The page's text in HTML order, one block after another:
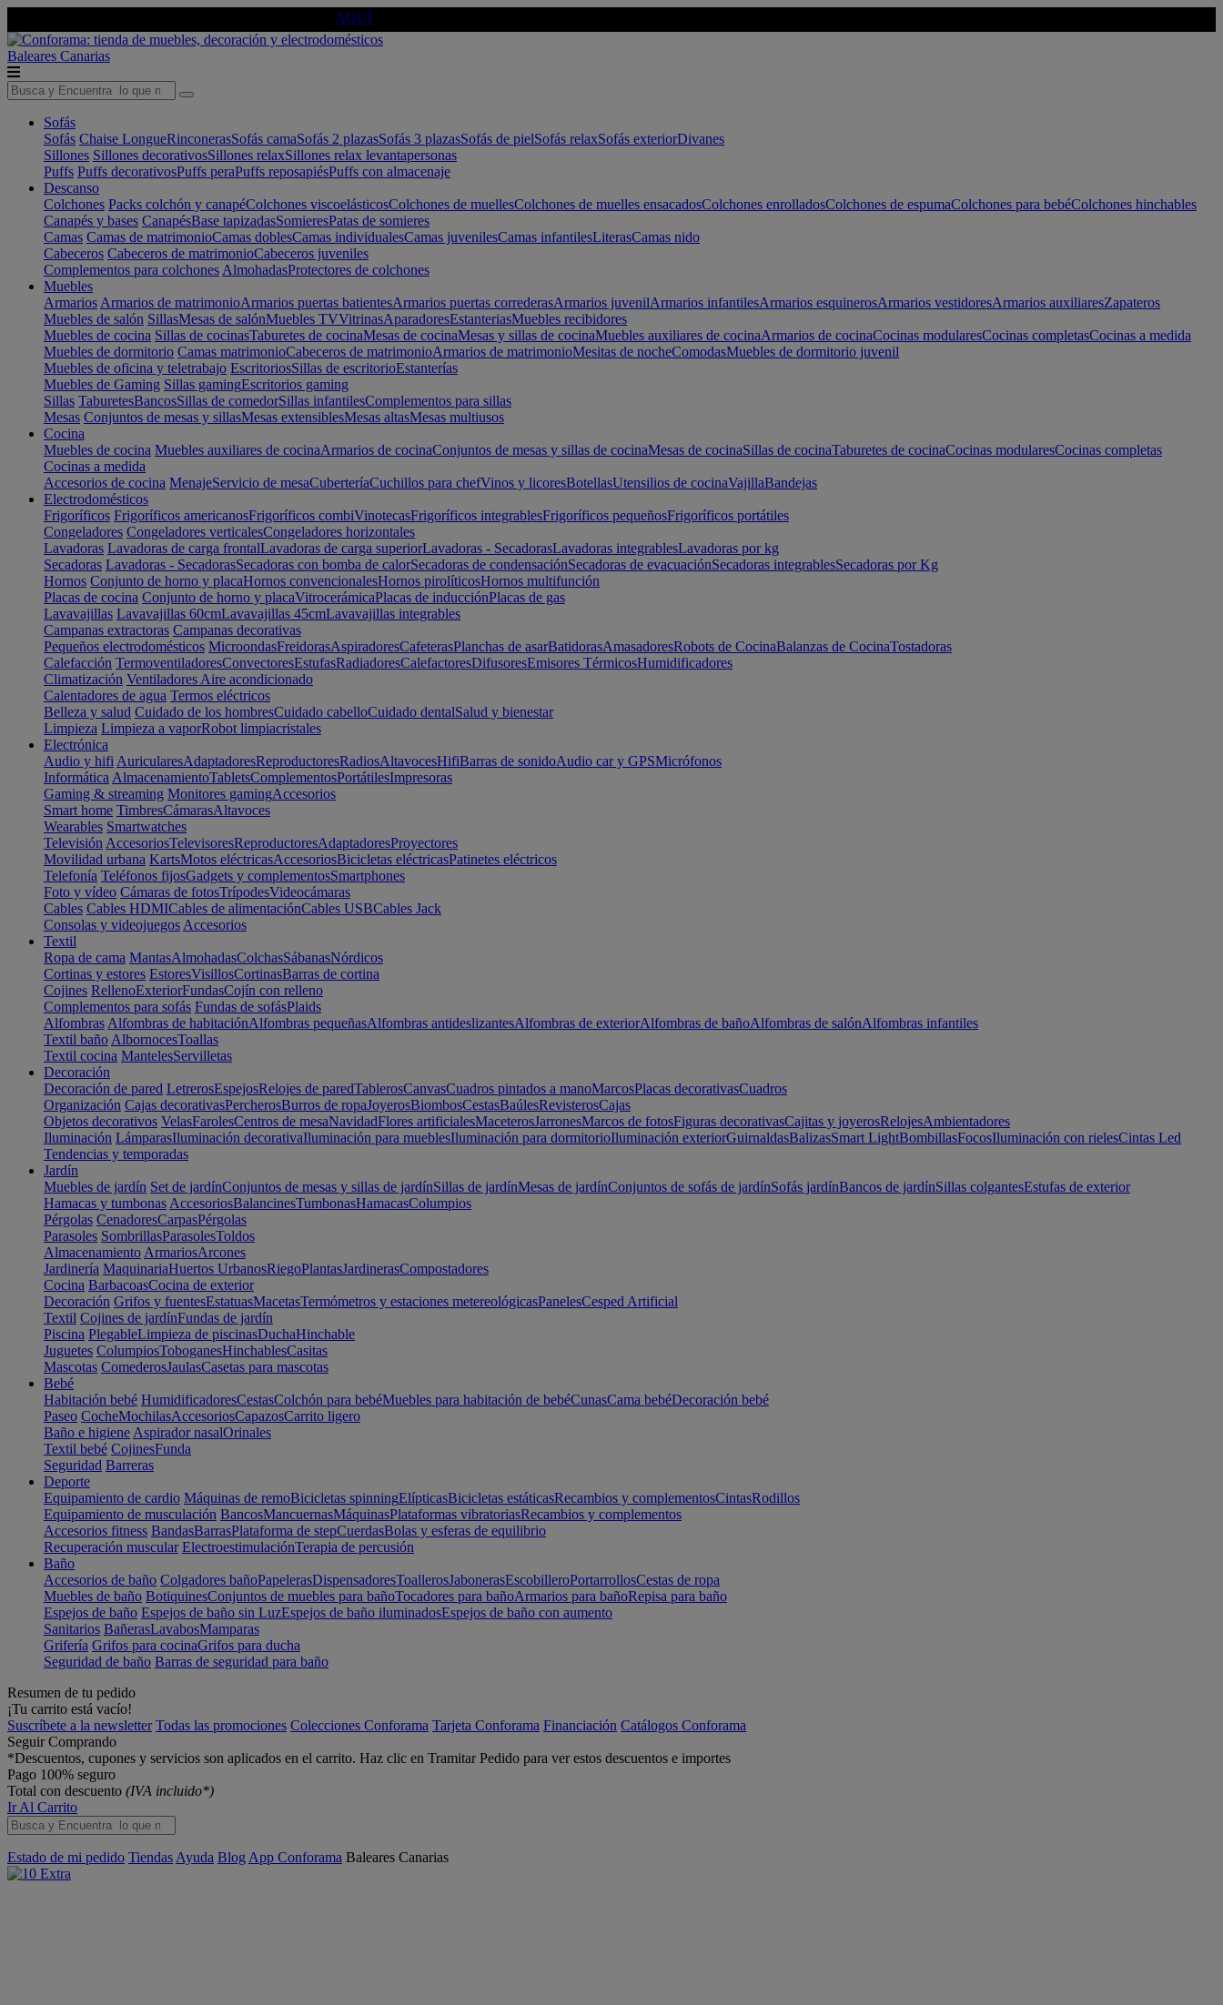
AQUÍ
Baleares Canarias
Sofás
Sofás Chaise LongueRinconerasSofás camaSofás 2 plazasSofás 3 plazasSofás de pielSofás relaxSofás exteriorDivanes
Sillones Sillones decorativosSillones relaxSillones relax levantapersonas
Puffs Puffs decorativosPuffs peraPuffs reposapiésPuffs con almacenaje
Descanso
Colchones Packs colchón y canapéColchones viscoelásticosColchones de muellesColchones de muelles ensacadosColchones enrolladosColchones de espumaColchones para bebéColchones hinchables
Canapés y bases CanapésBase tapizadasSomieresPatas de somieres
Camas Camas de matrimonioCamas doblesCamas individualesCamas juvenilesCamas infantilesLiterasCamas nido
Cabeceros Cabeceros de matrimonioCabeceros juveniles
Complementos para colchones AlmohadasProtectores de colchones
Muebles
Armarios Armarios de matrimonioArmarios puertas batientesArmarios puertas correderasArmarios juvenilArmarios infantilesArmarios esquinerosArmarios vestidoresArmarios auxiliaresZapateros
Muebles de salón SillasMesas de salónMuebles TVVitrinasAparadoresEstanteriasMuebles recibidores
Muebles de cocina Sillas de cocinasTaburetes de cocinaMesas de cocinaMesas y sillas de cocinaMuebles auxiliares de cocinaArmarios de cocinaCocinas modularesCocinas completasCocinas a medida
Muebles de dormitorio Camas matrimonioCabeceros de matrimonioArmarios de matrimonioMesitas de nocheComodasMuebles de dormitorio juvenil
Muebles de oficina y teletrabajo EscritoriosSillas de escritorioEstanterías
Muebles de Gaming Sillas gamingEscritorios gaming
Sillas TaburetesBancosSillas de comedorSillas infantilesComplementos para sillas
Mesas Conjuntos de mesas y sillasMesas extensiblesMesas altasMesas multiusos
Cocina
Muebles de cocina Muebles auxiliares de cocinaArmarios de cocinaConjuntos de mesas y sillas de cocinaMesas de cocinaSillas de cocinaTaburetes de cocinaCocinas modularesCocinas completas
Cocinas a medida
Accesorios de cocina MenajeServicio de mesaCuberteríaCuchillos para chefVinos y licoresBotellasUtensilios de cocinaVajillaBandejas
Electrodomésticos
Frigoríficos Frigoríficos americanosFrigoríficos combiVinotecasFrigoríficos integrablesFrigoríficos pequeñosFrigoríficos portátiles
Congeladores Congeladores verticalesCongeladores horizontales
Lavadoras Lavadoras de carga frontalLavadoras de carga superiorLavadoras - SecadorasLavadoras integrablesLavadoras por kg
Secadoras Lavadoras - SecadorasSecadoras con bomba de calorSecadoras de condensaciónSecadoras de evacuaciónSecadoras integrablesSecadoras por Kg
Hornos Conjunto de horno y placaHornos convencionalesHornos pirolíticosHornos multifunción
Placas de cocina Conjunto de horno y placaVitrocerámicaPlacas de inducciónPlacas de gas
Lavavajillas Lavavajillas 60cmLavavajillas 45cmLavavajillas integrables
Campanas extractoras Campanas decorativas
Pequeños electrodomésticos MicroondasFreidorasAspiradoresCafeterasPlanchas de asarBatidorasAmasadoresRobots de CocinaBalanzas de CocinaTostadoras
Calefacción TermoventiladoresConvectoresEstufasRadiadoresCalefactoresDifusoresEmisores TérmicosHumidificadores
Climatización Ventiladores Aire acondicionado
Calentadores de agua Termos eléctricos
Belleza y salud Cuidado de los hombresCuidado cabelloCuidado dentalSalud y bienestar
Limpieza Limpieza a vaporRobot limpiacristales
Electrónica
Audio y hifi AuricularesAdaptadoresReproductoresRadiosAltavocesHifiBarras de sonidoAudio car y GPSMicrófonos
Informática AlmacenamientoTabletsComplementosPortátilesImpresoras
Gaming & streaming Monitores gamingAccesorios
Smart home TimbresCámarasAltavoces
Wearables Smartwatches
Televisión AccesoriosTelevisoresReproductoresAdaptadoresProyectores
Movilidad urbana KartsMotos eléctricasAccesoriosBicicletas eléctricasPatinetes eléctricos
Telefonía Teléfonos fijosGadgets y complementosSmartphones
Foto y vídeo Cámaras de fotosTrípodesVideocámaras
Cables Cables HDMICables de alimentaciónCables USBCables Jack
Consolas y videojuegos Accesorios
Textil
Ropa de cama MantasAlmohadasColchasSábanasNórdicos
Cortinas y estores EstoresVisillosCortinasBarras de cortina
Cojines RellenoExteriorFundasCojín con relleno
Complementos para sofás Fundas de sofásPlaids
Alfombras Alfombras de habitaciónAlfombras pequeñasAlfombras antideslizantesAlfombras de exteriorAlfombras de bañoAlfombras de salónAlfombras infantiles
Textil baño AlbornocesToallas
Textil cocina MantelesServilletas
Decoración
Decoración de pared LetrerosEspejosRelojes de paredTablerosCanvasCuadros pintados a manoMarcosPlacas decorativasCuadros
Organización Cajas decorativasPercherosBurros de ropaJoyerosBiombosCestasBaúlesRevisterosCajas
Objetos decorativos VelasFarolesCentros de mesaNavidadFlores artificialesMaceterosJarronesMarcos de fotosFiguras decorativasCajitas y joyerosRelojesAmbientadores
Iluminación LámparasIluminación decorativaIluminación para mueblesIluminación para dormitorioIluminación exteriorGuirnaldasBalizasSmart LightBombillasFocosIluminación con rielesCintas Led
Tendencias y temporadas
Jardín
Muebles de jardín Set de jardínConjuntos de mesas y sillas de jardínSillas de jardínMesas de jardínConjuntos de sofás de jardínSofás jardínBancos de jardínSillas colgantesEstufas de exterior
Hamacas y tumbonas AccesoriosBalancinesTumbonasHamacasColumpios
Pérgolas CenadoresCarpasPérgolas
Parasoles SombrillasParasolesToldos
Almacenamiento ArmariosArcones
Jardinería MaquinariaHuertos UrbanosRiegoPlantasJardinerasCompostadores
Cocina BarbacoasCocina de exterior
Decoración Grifos y fuentesEstatuasMacetasTermómetros y estaciones metereológicasPanelesCesped Artificial
Textil Cojines de jardínFundas de jardín
Piscina PlegableLimpieza de piscinasDuchaHinchable
Juguetes ColumpiosToboganesHinchablesCasitas
Mascotas ComederosJaulasCasetas para mascotas
Bebé
Habitación bebé HumidificadoresCestasColchón para bebéMuebles para habitación de bebéCunasCama bebéDecoración bebé
Paseo CocheMochilasAccesoriosCapazosCarrito ligero
Baño e higiene Aspirador nasalOrinales
Textil bebé CojinesFunda
Seguridad Barreras
Deporte
Equipamiento de cardio Máquinas de remoBicicletas spinningElípticasBicicletas estáticasRecambios y complementosCintasRodillos
Equipamiento de musculación BancosMancuernasMáquinasPlataformas vibratoriasRecambios y complementos
Accesorios fitness BandasBarrasPlataforma de stepCuerdasBolas y esferas de equilibrio
Recuperación muscular ElectroestimulaciónTerapia de percusión
Baño
Accesorios de baño Colgadores bañoPapelerasDispensadoresToallerosJabonerasEscobilleroPortarrollosCestas de ropa
Muebles de baño BotiquinesConjuntos de muebles para bañoTocadores para bañoArmarios para bañoRepisa para baño
Espejos de baño Espejos de baño sin LuzEspejos de baño iluminadosEspejos de baño con aumento
Sanitarios BañerasLavabosMamparas
Grifería Grifos para cocinaGrifos para ducha
Seguridad de baño Barras de seguridad para baño
Resumen de tu pedido
¡Tu carrito está vacío!
Suscríbete a la newsletter Todas las promociones Colecciones Conforama Tarjeta Conforama Financiación Catálogos Conforama
Seguir Comprando
*Descuentos, cupones y servicios son aplicados en el carrito. Haz clic en Tramitar Pedido para ver estos descuentos e importes
Pago 100% seguro
Total con descuento (IVA incluido*)
Ir Al Carrito
Estado de mi pedido Tiendas Ayuda Blog App Conforama Baleares Canarias